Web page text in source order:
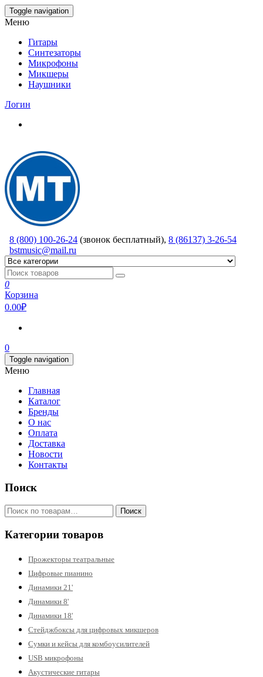
Skip
to
content
Toggle navigation
Меню
Гитары
Синтезаторы
Микрофоны
Микшеры
Наушники
Логин
8 (800) 100-26-24 (звонок бесплатный), 8 (86137) 3-26-54
bstmusic@mail.ru
0
Корзина
0.00₽
0
Toggle navigation
Меню
Главная
Каталог
Бренды
О нас
Оплата
Доставка
Новости
Контакты
Поиск
Искать: Поиск
Категории товаров
Прожекторы театральные
Цифровые пианино
Динамики 21'
Динамики 8'
Динамики 18'
Стейджбоксы для цифровых микшеров
Сумки и кейсы для комбоусилителей
USB микрофоны
Акустические гитары